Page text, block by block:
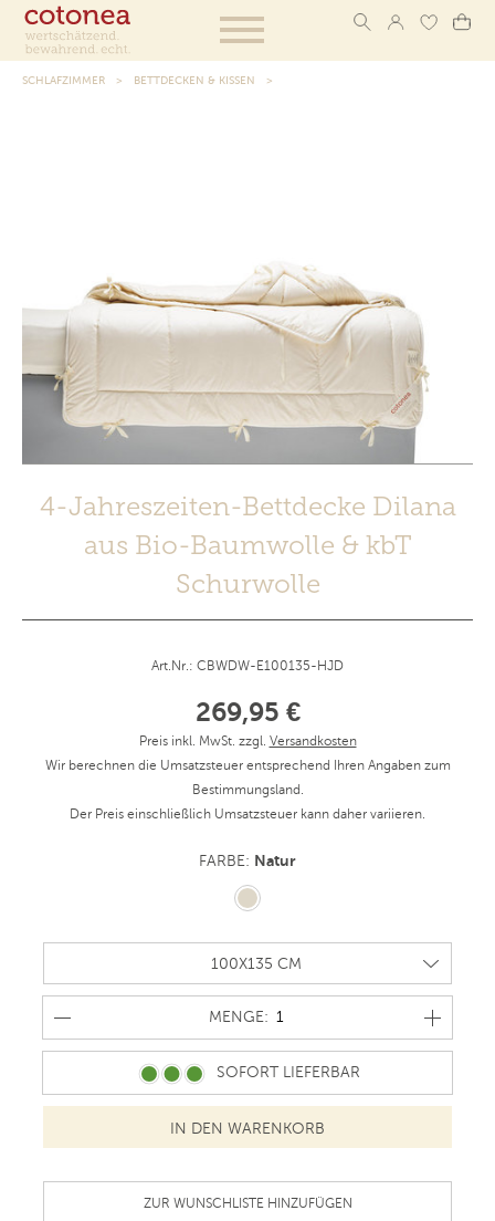
SCHLAFZIMMER BETTDECKEN & KISSEN
4-Jahreszeiten-Bettdecke Dilana
aus Bio-Baumwolle & kbT
Schurwolle
Art.Nr.: CBWDW-E100135-HJD
269,95 €
Preis inkl. MwSt. zzgl. Versandkosten
Wir berechnen die Umsatzsteuer entsprechend Ihren Angaben zum
Bestimmungsland.
Der Preis einschließlich Umsatzsteuer kann daher variieren.
FARBE: Natur
MENGE: MENGE
SOFORT LIEFERBAR
ZUR WUNSCHLISTE HINZUFÜGEN